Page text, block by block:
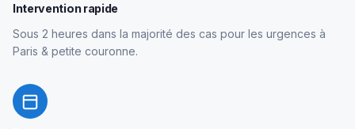
Intervention rapide
Sous 2 heures dans la majorité des cas pour les urgences à
Paris & petite couronne.